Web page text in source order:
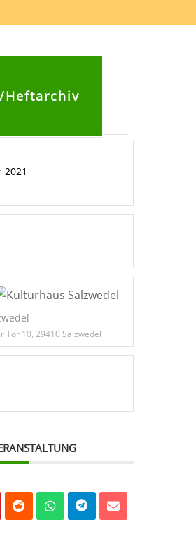
Heftarchiv
2021
Tor 10, 29410 Salzwedel